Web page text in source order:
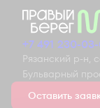
+7 491 230-
Рязанский р-н,
Бульварный
Оставить